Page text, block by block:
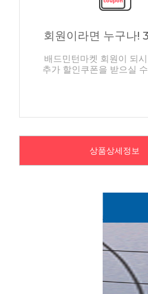
회원이라면 누구나!
배드민턴마켓 회원이 되
추가 할인쿠폰을 받으실
상품상세정보